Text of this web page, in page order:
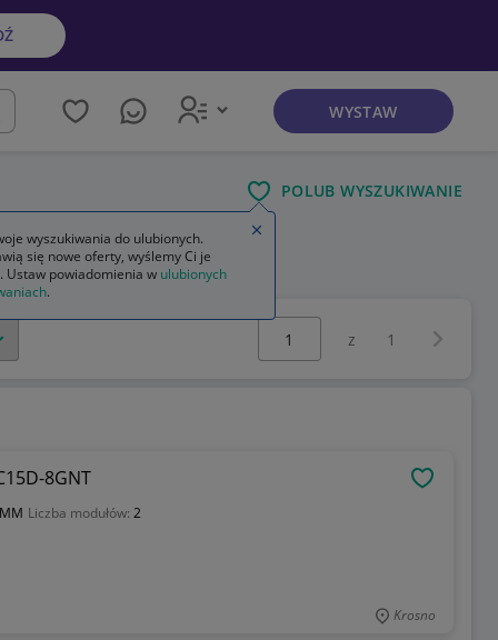
WYSTAW
POLUB WYSZUKIWANIE
Wybierz stronę:
z 1
8GNT
Liczba modułów: 2
Krosno
wyszukiwania do ulubionych.
się nowe oferty, wyślemy Ci je
Ustaw powiadomienia w ulubionych
.
Zamknij wskazówkę